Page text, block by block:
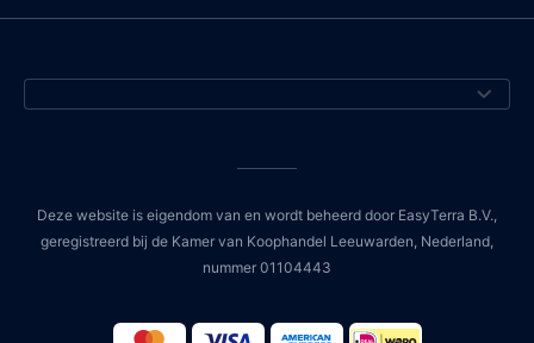
Deze website is eigendom van en wordt beheerd door EasyTerra B.V.,
geregistreerd bij de Kamer van Koophandel Leeuwarden, Nederland,
nummer 01104443